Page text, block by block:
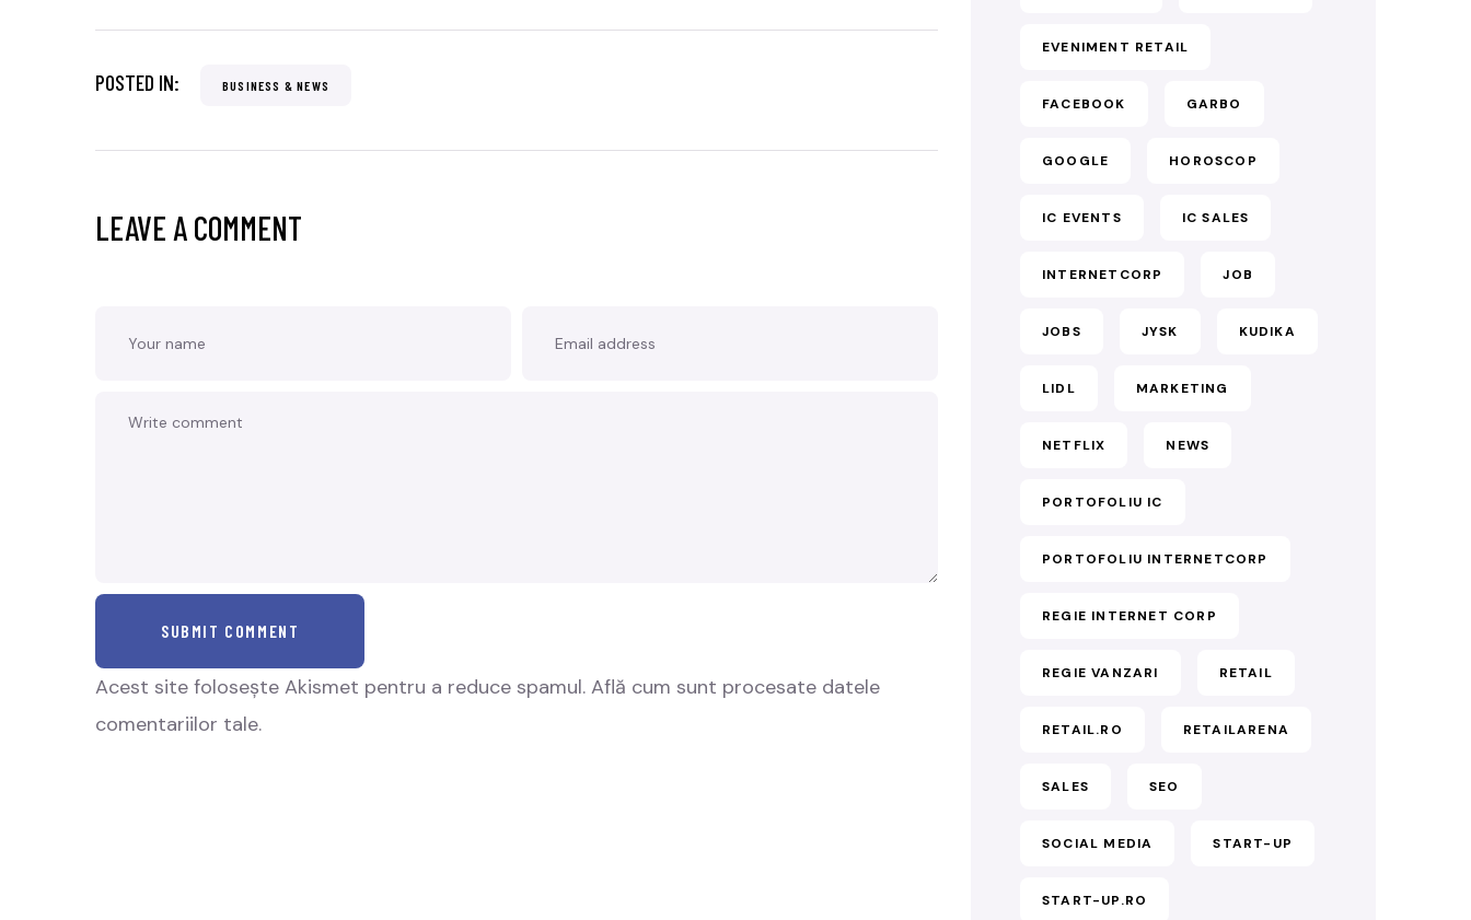
POSTED IN: BUSINESS & NEWS
LEAVE A COMMENT
SUBMIT COMMENT
Acest site folosește Akismet pentru a reduce spamul. Află cum sunt procesate datele
comentariilor tale.
EVENIMENT RETAIL
FACEBOOK GARBO
GOOGLE HOROSCOP
IC EVENTS IC SALES
INTERNETCORP JOB
JOBS JYSK KUDIKA
LIDL MARKETING
NETFLIX NEWS
PORTOFOLIU IC
PORTOFOLIU INTERNETCORP
REGIE INTERNET CORP
REGIE VANZARI RETAIL
RETAIL.RO RETAILARENA
SALES SEO
SOCIAL MEDIA START-UP
START-UP.RO